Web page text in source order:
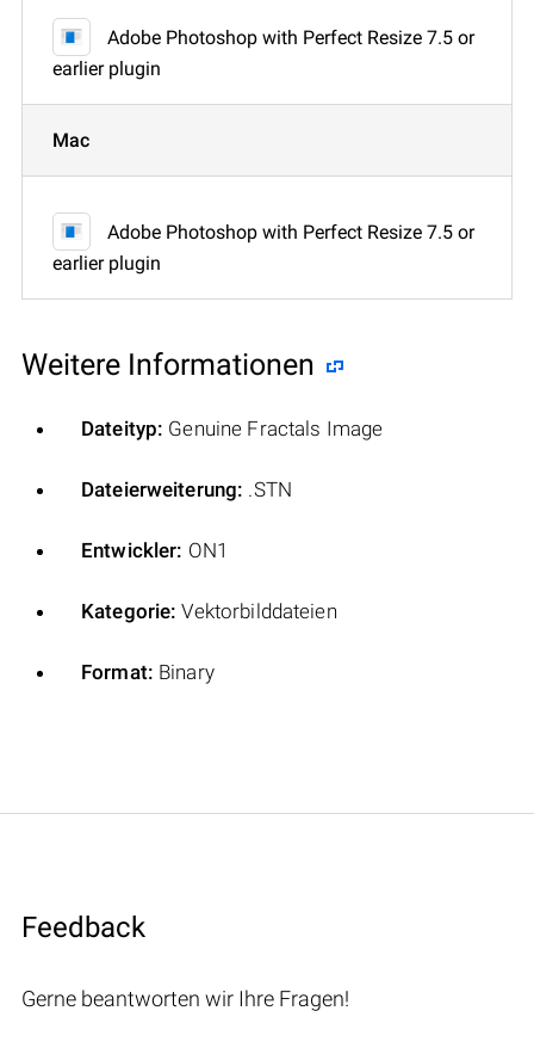
Adobe Photoshop with Perfect Resize 7.5 or
earlier plugin
Mac
Adobe Photoshop with Perfect Resize 7.5 or
earlier plugin
Weitere Informationen
Dateityp: Genuine Fractals Image
Dateierweiterung: .STN
Entwickler: ON1
Kategorie: Vektorbilddateien
Format: Binary
Feedback
Gerne beantworten wir Ihre Fragen!